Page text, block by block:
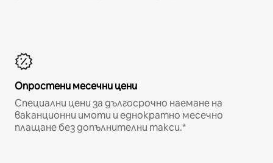
Опростени месечни цени
Специални цени за дългосрочно наемане на
ваканционни имоти и еднократно месечно
плащане без допълнителни такси.*